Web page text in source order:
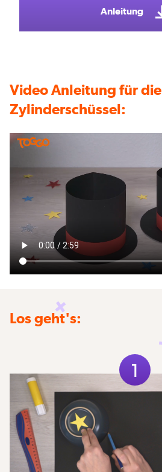
Anleitung
Video Anleitung für die
Zylinderschüssel:
Los geht's:
1